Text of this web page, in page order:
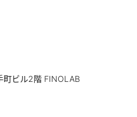
町ビル2階 FINOLAB